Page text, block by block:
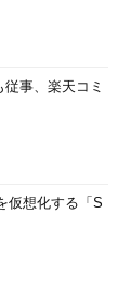
事、楽天コミ
仮想化する「S